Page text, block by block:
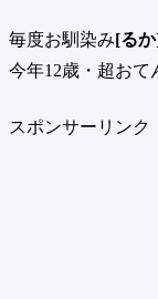
毎度お馴染み[る
今年12歳・超おて
スポンサーリンク